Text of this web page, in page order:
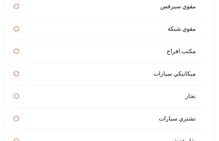
مقوي سيرفس
مقوي شبكة
مكتب افراح
ميكانيكي سيارات
نجار
نشتري سيارات